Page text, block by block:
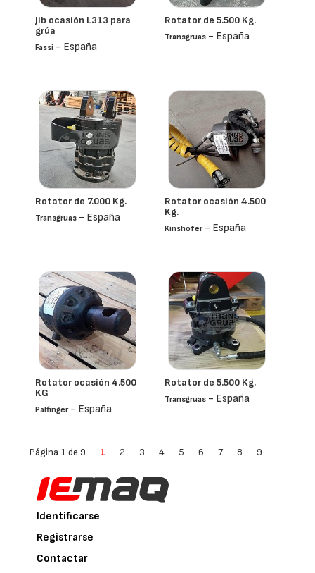
Jib ocasión L313 para
grúa
Fassi - España
Rotator de 5.500 Kg.
Transgruas - España
Rotator de 7.000 Kg.
Transgruas - España
Rotator ocasión 4.500
Kg.
Kinshofer- España
Rotator ocasión 4.500
KG
Palfinger- España
Rotator de 5.500 Kg.
Transgruas - España
Página 1 de 9 1 2 3 4 5 6 7 8 9
Identificarse
Registrarse
Contactar